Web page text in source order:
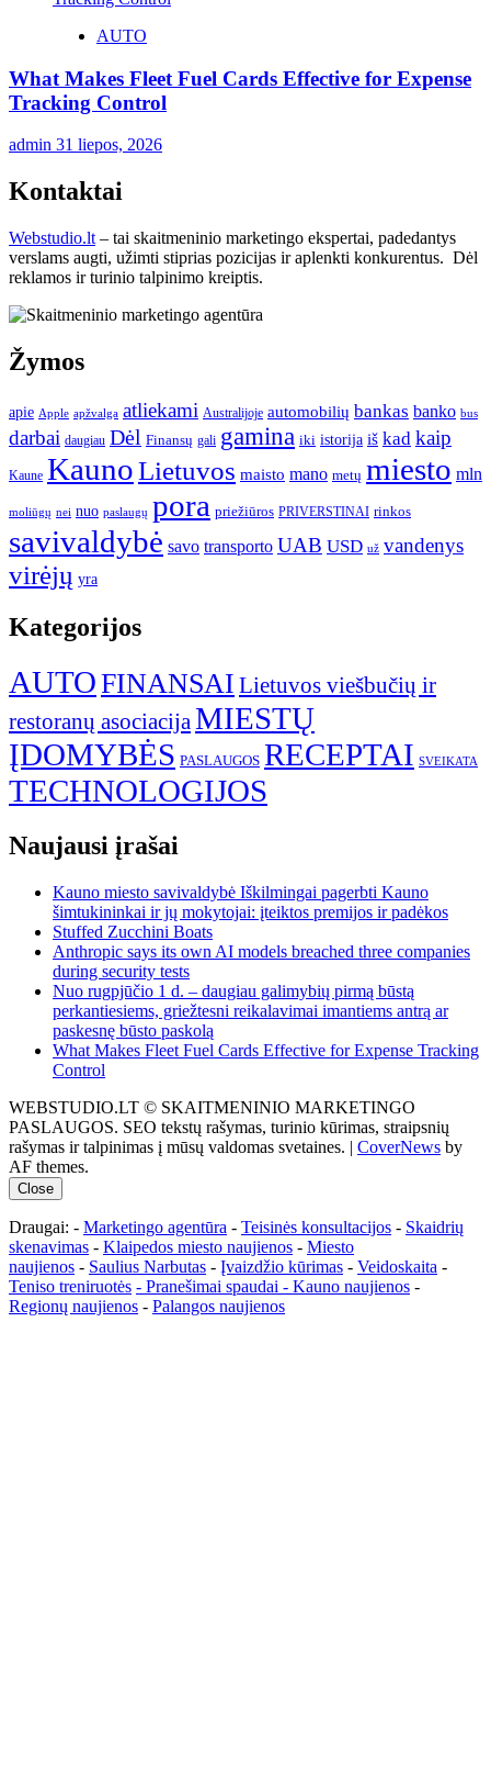
AUTO
What Makes Fleet Fuel Cards Effective for Expense
Tracking Control
admin 31 liepos, 2026
Kontaktai
Webstudio.lt – tai skaitmeninio marketingo ekspertai, padedantys
verslams augti, užimti stiprias pozicijas ir aplenkti konkurentus. Dėl
reklamos ir turinio talpinimo kreiptis.
Žymos
apie Apple apžvalga atliekami Australijoje automobilių bankas banko bus
darbai daugiau Dėl Finansų gali gamina iki istorija iš kad kaip
Kaune KaunoLietuvos maisto mano metų miesto mln
moliūgų nei nuo paslaugų pora priežiūros PRIVERSTINAI rinkos
savivaldybė savo transporto UAB USD už vandenys
virėjų yra
Kategorijos
AUTOFINANSAI Lietuvos viešbučių ir
restoranų asociacijaMIESTŲ
ĮDOMYBĖS PASLAUGOS RECEPTAI SVEIKATA
TECHNOLOGIJOS
Naujausi įrašai
Kauno miesto savivaldybė Iškilmingai pagerbti Kauno
šimtukininkai ir jų mokytojai: įteiktos premijos ir padėkos
Stuffed Zucchini Boats
Anthropic says its own AI models breached three companies
during security tests
Nuo rugpjūčio 1 d. – daugiau galimybių pirmą būstą
perkantiesiems, griežtesni reikalavimai imantiems antrą ar
paskesnę būsto paskolą
What Makes Fleet Fuel Cards Effective for Expense Tracking
Control
WEBSTUDIO.LT © SKAITMENINIO MARKETINGO
PASLAUGOS. SEO tekstų rašymas, turinio kūrimas, straipsnių
rašymas ir talpinimas į mūsų valdomas svetaines. | CoverNews by
AF themes.
Close
Draugai: - Marketingo agentūra - Teisinės konsultacijos - Skaidrių
skenavimas - Klaipedos miesto naujienos - Miesto
naujienos - Saulius Narbutas - Įvaizdžio kūrimas - Veidoskaita -
Teniso treniruotės - Pranešimai spaudai - Kauno naujienos -
Regionų naujienos - Palangos naujienos